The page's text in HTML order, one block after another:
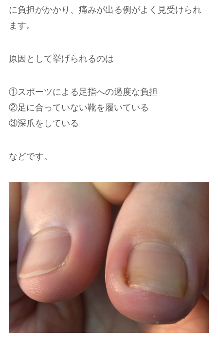
に負担がかかり、痛みが出る例がよく見受けられ
ます。
原因として挙げられるのは
①スポーツによる足指への過度な負担
②足に合っていない靴を履いている
③深爪をしている
などです。